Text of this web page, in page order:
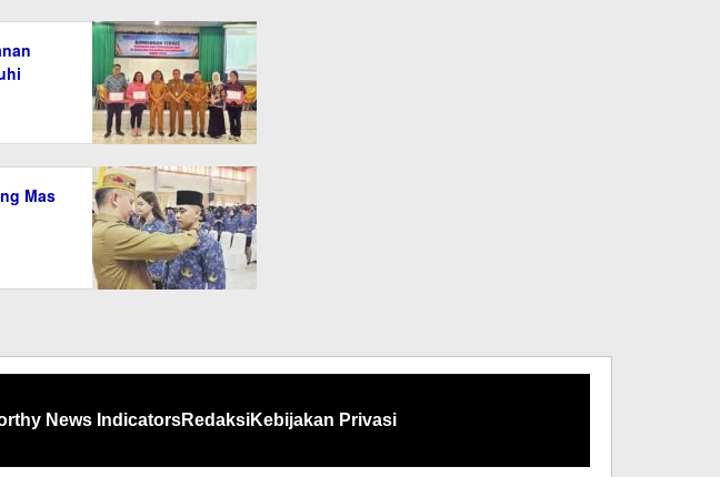
Mas
News IndicatorsRedaksiKebijakan Privasi